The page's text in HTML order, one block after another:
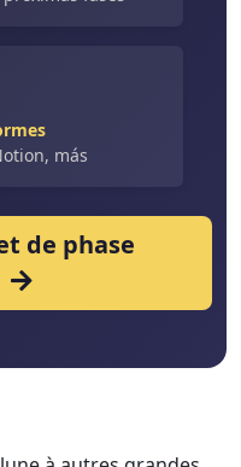
más
de phase